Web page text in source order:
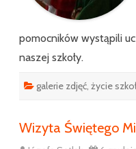
pomocników wystąpili
naszej szkoły.
galerie zdjęć życie
Wizyta Świętego